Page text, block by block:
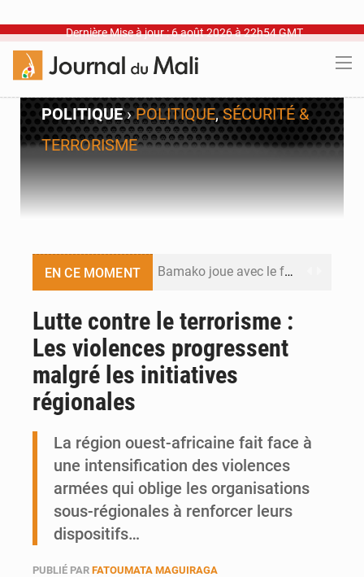
Dernière Mise à jour : 6 août 2026 à 22h54 GMT
POLITIQUE›POLITIQUE,SÉCURITÉ &
TERRORISME
EN CE MOMENT Bamako joue avec le feu
Dr Abdrahamane Tamboura, économiste
Lutte contre le terrorisme :
Les violences progressent
malgré les initiatives
régionales
La région ouest-africaine fait face à
une intensification des violences
armées qui oblige les organisations
sous-régionales à renforcer leurs
dispositifs…
PUBLIÉ PAR FATOUMATA MAGUIRAGA